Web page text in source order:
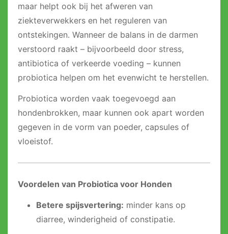
maar helpt ook bij het afweren van
ziekteverwekkers en het reguleren van
ontstekingen. Wanneer de balans in de darmen
verstoord raakt – bijvoorbeeld door stress,
antibiotica of verkeerde voeding – kunnen
probiotica helpen om het evenwicht te herstellen.
Probiotica worden vaak toegevoegd aan
hondenbrokken, maar kunnen ook apart worden
gegeven in de vorm van poeder, capsules of
vloeistof.
Voordelen van Probiotica voor Honden
Betere spijsvertering: minder kans op
diarree, winderigheid of constipatie.